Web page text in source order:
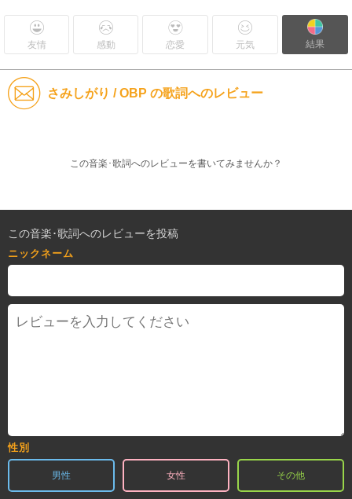
友情 感動 恋愛 元気 結果
さみしがり / OBP の歌詞へのレビュー
この音楽･歌詞へのレビューを書いてみませんか？
この音楽･歌詞へのレビューを投稿
ニックネーム
性別
男性 女性 その他